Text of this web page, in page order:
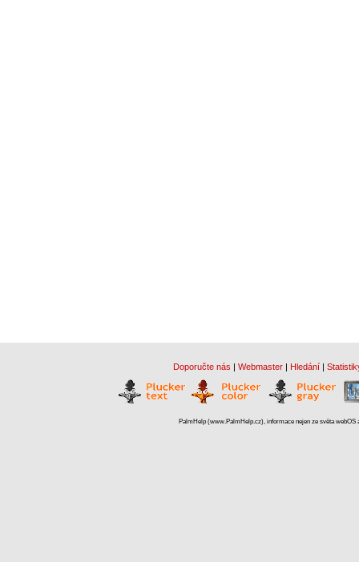
Doporučte nás | Webmaster | Hledání |
PalmHelp (www.PalmHelp.cz), informace nejen ze světa